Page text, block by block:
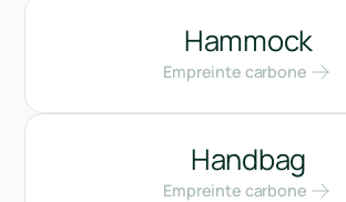
Hammock
Empreinte carbone
Handbag
Empreinte carbone